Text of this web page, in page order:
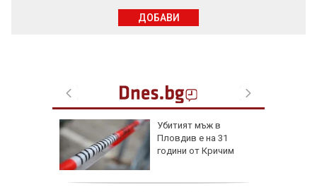
Убитият мъж в
Пловдив е на 31
години от Кричим
ДОБАВИ